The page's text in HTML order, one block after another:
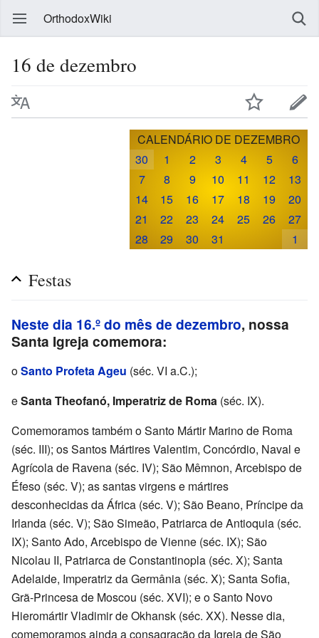
OrthodoxWiki
16 de dezembro
CALENDÁRIO DE DEZEMBRO
30
1 2 3 4 5
6
7
8 9 10 11 12
13
14
15 16 17 18 19
20
21
22 23 24 25 26
27
28
29 30 31 1
Festas
Neste dia 16.º do mês de dezembro, nossa
Santa Igreja comemora:
oSanto Profeta Ageu (séc. VI a.C.);
eSanta Theofanó, Imperatriz de Roma (séc. IX).
Comemoramos também o Santo Mártir Marino de Roma
(séc. III); os Santos Mártires Valentim, Concórdio, Naval e
Agrícola de Ravena (séc. IV); São Mêmnon, Arcebispo de
Éfeso (séc. V); as santas virgens e mártires
desconhecidas da África (séc. V); São Beano, Príncipe da
Irlanda (séc. V); São Simeão, Patriarca de Antioquia (séc.
IX); Santo Ado, Arcebispo de Vienne (séc. IX); São
Nicolau II, Patriarca de Constantinopla (séc. X); Santa
Adelaide, Imperatriz da Germânia (séc. X); Santa Sofia,
Grã-Princesa de Moscou (séc. XVI); e o Santo Novo
Hieromártir Vladimir de Okhansk (séc. XX). Nesse dia,
comemoramos ainda a consagração da Igreja de São